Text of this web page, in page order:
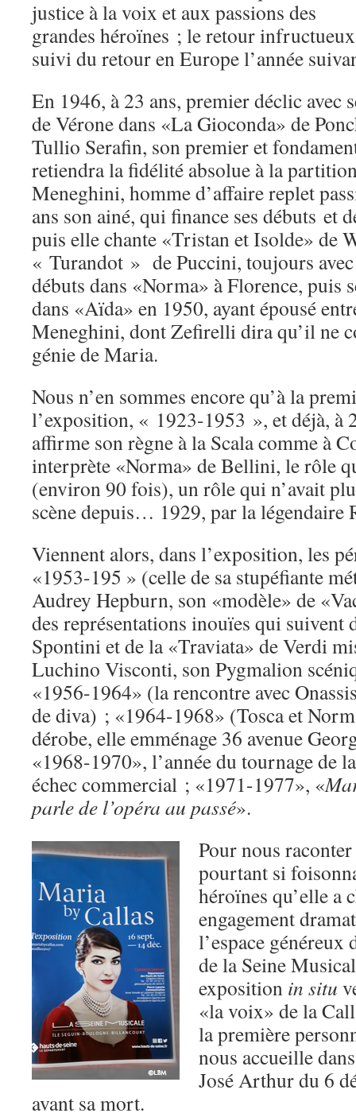
justice à la voix et aux passions des
grandes héroïnes ; le retour
suivi du retour en Europe l’année
En 1946, à 23 ans, premier déclic avec
de Vérone dans «La Gioconda» de
Tullio Serafin, son premier et
retiendra la fidélité absolue à la
Meneghini, homme d’affaire replet
ans son ainé, qui finance ses débuts et
puis elle chante «Tristan et Isolde» de
« Turandot » de Puccini, toujours
débuts dans «Norma» à Florence, puis
dans «Aïda» en 1950, ayant épousé
Meneghini, dont Zefirelli dira qu’il ne
génie de Maria.
Nous n’en sommes encore qu’à la
l’exposition, « 1923-1953 », et déjà, à
affirme son règne à la Scala comme à
interprète «Norma» de Bellini, le rôle
(environ 90 fois), un rôle qui n’avait
scène depuis… 1929, par la légendaire
Viennent alors, dans l’exposition, les
«1953-195 » (celle de sa stupéfiante
Audrey Hepburn, son «modèle» de
des représentations inouïes qui suivent
Spontini et de la «Traviata» de Verdi
Luchino Visconti, son Pygmalion
«1956-1964» (la rencontre avec
de diva) ; «1964-1968» (Tosca et
dérobe, elle emménage 36 avenue
«1968-1970», l’année du tournage de
échec commercial ; «1971-1977», «
parle de l’opéra au passé».
Pour nous
pourtant si
héroïnes qu’elle a
engagement
l’espace
de la Seine
exposition in situ
«la voix» de la
la première
nous accueille
José Arthur du 6
avant sa mort.